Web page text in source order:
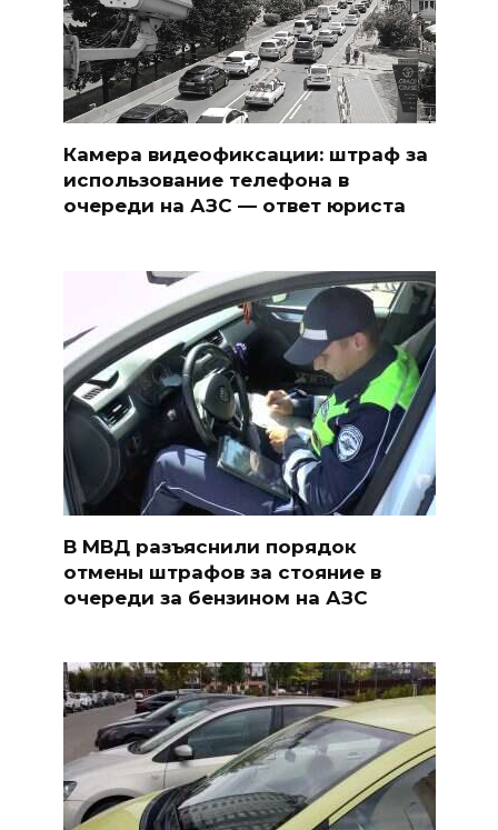
Камера видеофиксации: штраф за
использование телефона в
очереди на АЗС — ответ юриста
В МВД разъяснили порядок
отмены штрафов за стояние в
очереди за бензином на АЗС